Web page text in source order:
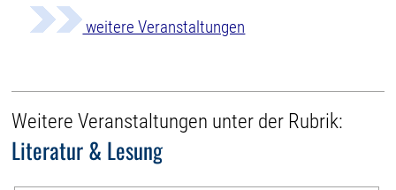
weitere Veranstaltungen
Weitere Veranstaltungen unter der Rubrik:
Literatur & Lesung